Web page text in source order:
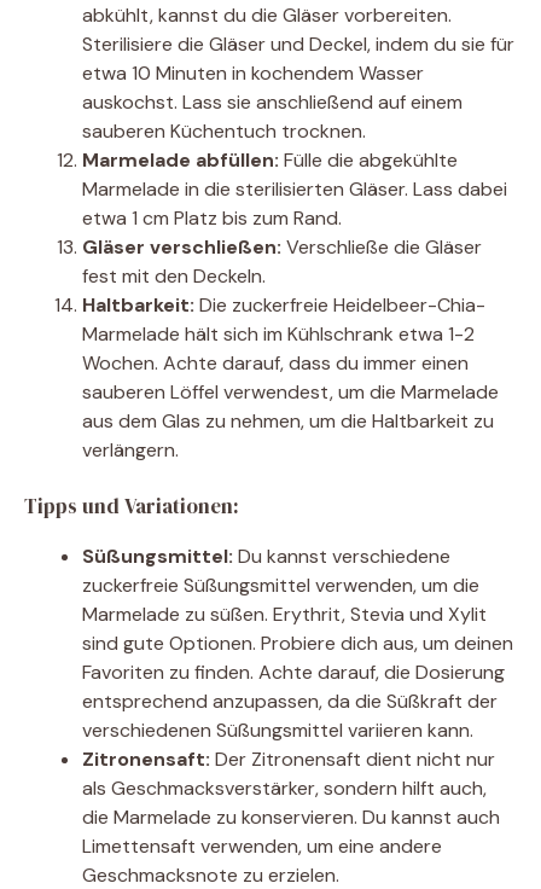
abkühlt, kannst du die Gläser vorbereiten.
Sterilisiere die Gläser und Deckel, indem du sie für
etwa 10 Minuten in kochendem Wasser
auskochst. Lass sie anschließend auf einem
sauberen Küchentuch trocknen.
Marmelade abfüllen: Fülle die abgekühlte
Marmelade in die sterilisierten Gläser. Lass dabei
etwa 1 cm Platz bis zum Rand.
Gläser verschließen: Verschließe die Gläser
fest mit den Deckeln.
Haltbarkeit: Die zuckerfreie Heidelbeer-Chia-
Marmelade hält sich im Kühlschrank etwa 1-2
Wochen. Achte darauf, dass du immer einen
sauberen Löffel verwendest, um die Marmelade
aus dem Glas zu nehmen, um die Haltbarkeit zu
verlängern.
Tipps und Variationen:
Süßungsmittel: Du kannst verschiedene
zuckerfreie Süßungsmittel verwenden, um die
Marmelade zu süßen. Erythrit, Stevia und Xylit
sind gute Optionen. Probiere dich aus, um deinen
Favoriten zu finden. Achte darauf, die Dosierung
entsprechend anzupassen, da die Süßkraft der
verschiedenen Süßungsmittel variieren kann.
Zitronensaft: Der Zitronensaft dient nicht nur
als Geschmacksverstärker, sondern hilft auch,
die Marmelade zu konservieren. Du kannst auch
Limettensaft verwenden, um eine andere
Geschmacksnote zu erzielen.